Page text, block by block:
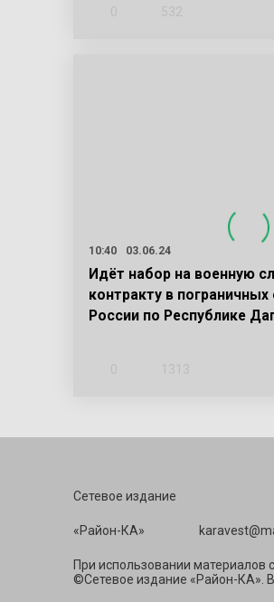
10:40 03.06.24
Идёт набор на военную
контракту в
России по Республике
Сетевое издание
«Район-
При использовании материалов
©Сетевое издание «Район-КА».